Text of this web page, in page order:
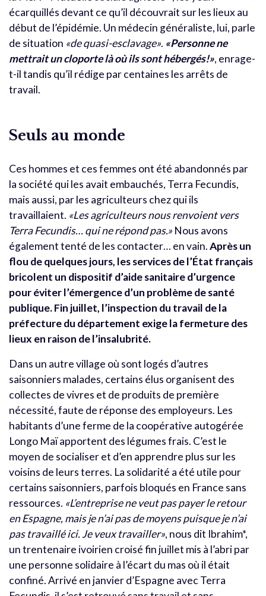
écarquillés devant ce qu’il découvrait sur les lieux au
début de l’épidémie. Un médecin généraliste, lui, parle
de situation «de quasi-esclavage». «Personne ne
mettrait un cloporte là où ils sont hébergés!», enrage-
t-il tandis qu’il rédige par centaines les arrêts de
travail.
Seuls au monde
Ces hommes et ces femmes ont été abandonnés par
la société qui les avait embauchés, Terra Fecundis,
mais aussi, par les agriculteurs chez qui ils
travaillaient. «Les agriculteurs nous renvoient vers
Terra Fecundis… qui ne répond pas.» Nous avons
également tenté de les contacter… en vain.Après un
flou de quelques jours, les services de l’État français
bricolent un dispositif d’aide sanitaire d’urgence
pour éviter l’émergence d’un problème de santé
publique. Fin juillet, l’inspection du travail de la
préfecture du département exige la fermeture des
lieux en raison de l’insalubrité.
Dans un autre village où sont logés d’autres
saisonniers malades, certains élus organisent des
collectes de vivres et de produits de première
nécessité, faute de réponse des employeurs. Les
habitants d’une ferme de la coopérative autogérée
Longo Maï apportent des légumes frais. C’est le
moyen de socialiser et d’en apprendre plus sur les
voisins de leurs terres. La solidarité a été utile pour
certains saisonniers, parfois bloqués en France sans
ressources. «L’entreprise ne veut pas payer le retour
en Espagne, mais je n’ai pas de moyens puisque je n’ai
pas travaillé ici. Je veux travailler», nous dit Ibrahim*,
un trentenaire ivoirien croisé fin juillet mis à l’abri par
une personne solidaire à l’écart du mas où il était
confiné. Arrivé en janvier d’Espagne avec Terra